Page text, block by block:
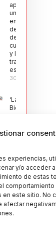
experiencias,
y/o acceder
de estas
comportamiento
este sitio. No
afectar
aprueba
una moción
en defensa
del sector
de la
cuchillería
y la navaja
tradicional
española
30/07/2026
‘La
Bienvenida’,
estampa de
de la Virgen
Muñoz
Muñoz,
anuncia las
Fiestas
Patronales
2026
30/07/2026